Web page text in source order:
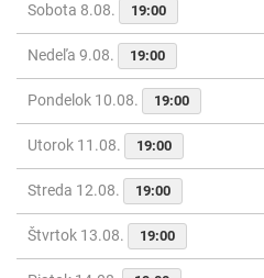
Sobota 8.08. 19:00
Nedeľa 9.08. 19:00
Pondelok 10.08. 19:00
Utorok 11.08. 19:00
Streda 12.08. 19:00
Štvrtok 13.08. 19:00